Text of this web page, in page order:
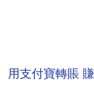
用支付寶轉賬